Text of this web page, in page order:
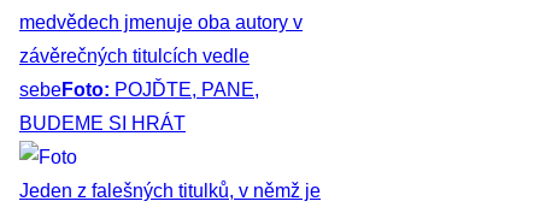
medvědech jmenuje oba autory v
závěrečných titulcích vedle
sebeFoto: POJĎTE, PANE,
BUDEME SI HRÁT
Jeden z falešných titulků, v němž je